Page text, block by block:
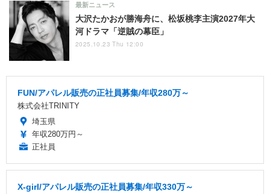
大沢たかおが勝海舟に、松坂桃李主演2027年大
河ドラマ「逆賊の幕臣」
最新ニュース
2025.10.23 Thu 12:00
FUN/アパレル販売の正社員募集/年収280万～
株式会社TRINITY
埼玉県
年収280万円～
正社員
X-girl/アパレル販売の正社員募集/年収330万～